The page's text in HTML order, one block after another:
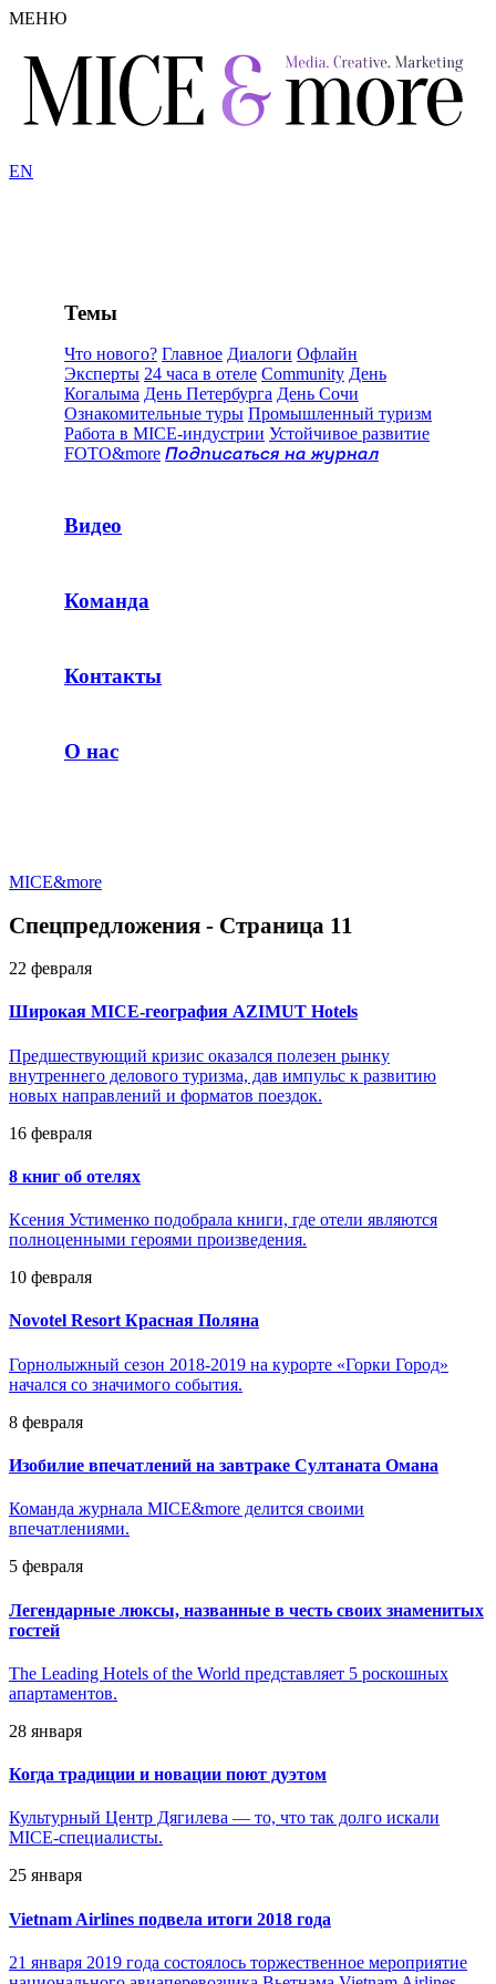
МЕНЮ
EN
Темы
Что нового? Главное Диалоги Офлайн
Эксперты 24 часа в отеле Community День
Когалыма День Петербурга День Сочи
Ознакомительные туры Промышленный туризм
Работа в MICE-индустрии Устойчивое развитие
FOTO&more Подписаться на журнал
Видео
Команда
Контакты
О нас
MICE&more
Спецпредложения - Страница 11
22 февраля
Широкая MICE-география AZIMUT Hotels
Предшествующий кризис оказался полезен рынку
внутреннего делового туризма, дав импульс к развитию
новых направлений и форматов поездок.
16 февраля
8 книг об отелях
Ксения Устименко подобрала книги, где отели являются
полноценными героями произведения.
10 февраля
Novotel Resort Красная Поляна
Горнолыжный сезон 2018-2019 на курорте «Горки Город»
начался со значимого события.
8 февраля
Изобилие впечатлений на завтраке Султаната Омана
Команда журнала MICE&more делится своими
впечатлениями.
5 февраля
Легендарные люксы, названные в честь своих знаменитых
гостей
The Leading Hotels of the World представляет 5 роскошных
апартаментов.
28 января
Когда традиции и новации поют дуэтом
Культурный Центр Дягилева — то, что так долго искали
MICE-специалисты.
25 января
Vietnam Airlines подвела итоги 2018 года
21 января 2019 года состоялось торжественное мероприятие